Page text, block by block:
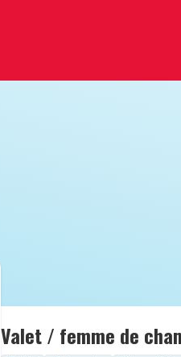
Valet / femme de